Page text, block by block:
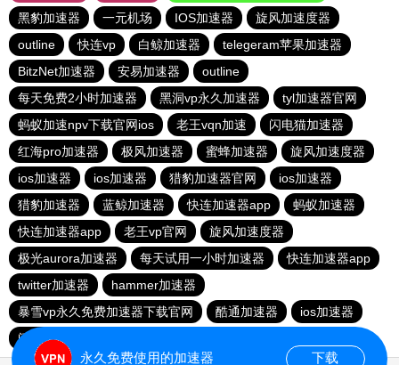
黑豹加速器
一元机场 IOS加速器
旋风加速度器
outline
快连vp 白鲸加速器
telegeram苹果加速器
BitzNet加速器
安易加速器
outline
每天免费2小时加速器
黑洞vp永久加速器
tyl加速器官网
蚂蚁加速npv下载官网ios
老王vqn加速
闪电猫加速器
红海pro加速器
极风加速器 蜜蜂加速器
旋风加速度器
ios加速器
ios加速器 猎豹加速器官网
ios加速器
猎豹加速器
蓝鲸加速器 快连加速器app
蚂蚁加速器
快连加速器app
老王vp官网
旋风加速度器
极光aurora加速器
每天试用一小时加速器
快连加速器app
twitter加速器
hammer加速器
暴雪vp永久免费加速器下载官网
酷通加速器
ios加速器
闪电猫加速器
永久免费使用的加速器 下载